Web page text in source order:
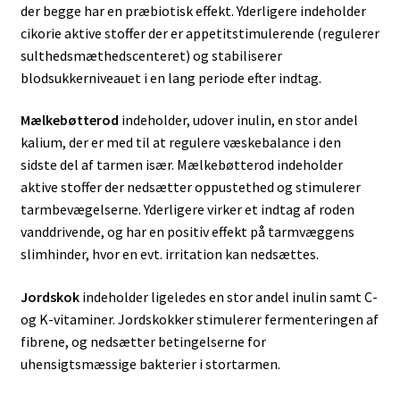
der begge har en præbiotisk effekt. Yderligere indeholder
cikorie aktive stoffer der er appetitstimulerende (regulerer
sulthedsmæthedscenteret) og stabiliserer
blodsukkerniveauet i en lang periode efter indtag.
Mælkebøtterod indeholder, udover inulin, en stor andel
kalium, der er med til at regulere væskebalance i den
sidste del af tarmen især. Mælkebøtterod indeholder
aktive stoffer der nedsætter oppustethed og stimulerer
tarmbevægelserne. Yderligere virker et indtag af roden
vanddrivende, og har en positiv effekt på tarmvæggens
slimhinder, hvor en evt. irritation kan nedsættes.
Jordskokindeholder ligeledes en stor andel inulin samt C-
og K-vitaminer. Jordskokker stimulerer fermenteringen af
fibrene, og nedsætter betingelserne for
uhensigtsmæssige bakterier i stortarmen.